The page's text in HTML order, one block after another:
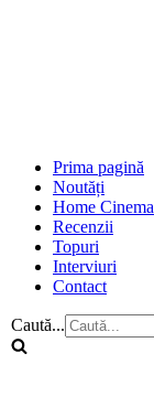
Prima pagină
Noutăți
Home Cinema
Recenzii
Topuri
Interviuri
Contact
Caută...